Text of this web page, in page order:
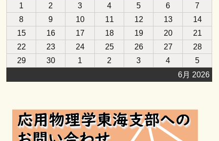
6月 2026
1
年
月
1
日
2
年
月
2
日
32026
年
6
月
3
日
42026
年
6
月
4
日
52026
年
6
月
5
日
62026
年
6
月
6
日
7
年
6
月
7
日
82026
年
6
月
8
日
92026
年
6
月
9
日
102026
年
月
10
日
11
年
6
月
11
日
122026
年
6
月
12
日
132026
年
6
月
13
日
142026
年
6
月
14
日
152026
年
6
月
15
162026
年
6
月
16
172026
年
6
17
182026
年
6
18
192026
年
6
19
202026
年
20
日
21
年
6
21
日
222026
年
6
22
232026
年
6
23
242026
年
24
252026
年
25
262026
年
26
272026
年
月
27
282026
年
月
28
292026
年
302026
年
1
年
2
年
32026
年
42026
年
52026
年
7